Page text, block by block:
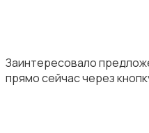
Заинтересовало
прямо сейчас через